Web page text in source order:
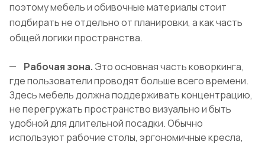
поэтому мебель и обивочные материалы стоит
подбирать не отдельно от планировки, а как часть
общей логики пространства.
Рабочая зона. Это основная часть коворкинга,
где пользователи проводят больше всего времени.
Здесь мебель должна поддерживать концентрацию,
не перегружать пространство визуально и быть
удобной для длительной посадки. Обычно
используют рабочие столы, эргономичные кресла,